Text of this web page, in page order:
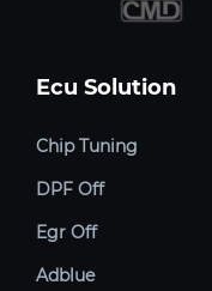
Ecu Solution
Chip Tuning
DPF Off
Egr Off
Adblue